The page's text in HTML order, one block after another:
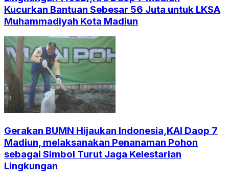
Kucurkan Bantuan Sebesar 56 Juta untuk LKSA
Muhammadiyah Kota Madiun
Gerakan BUMN Hijaukan Indonesia,KAI Daop 7
Madiun, melaksanakan Penanaman Pohon
sebagai Simbol Turut Jaga Kelestarian
Lingkungan